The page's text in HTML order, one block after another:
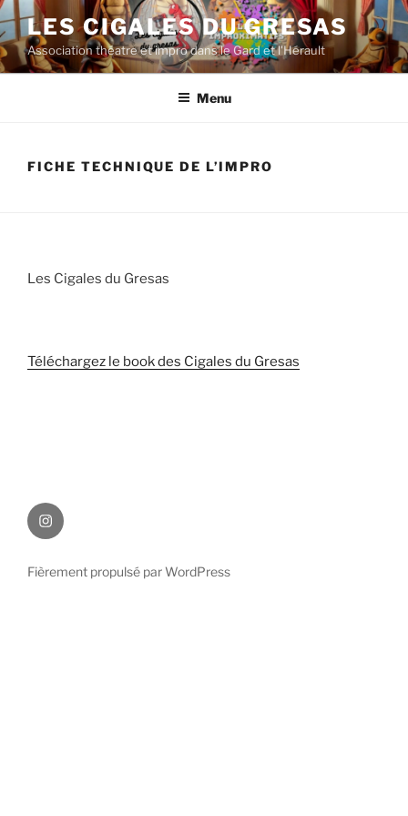
Aller
au
contenu
principal
LES CIGALES DU GRESAS
Association théatre et impro dans le Gard et l'Hérault
Menu
FICHE TECHNIQUE DE L’IMPRO
Les Cigales du Gresas
Téléchargez le book des Cigales du Gresas
Instagram
des
Fièrement propulsé par WordPress